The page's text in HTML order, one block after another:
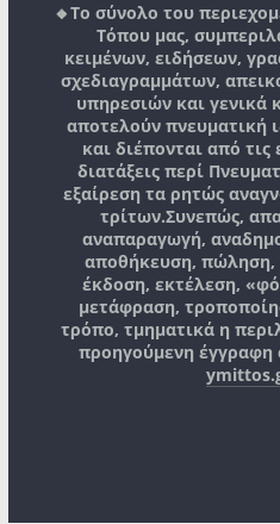
🔸Το σύνολο του
Τόπου μας,
κειμένων, ειδήσεων,
σχεδιαγραμμάτων,
υπηρεσιών και γενικά
αποτελούν πνευματική
και διέπονται από τις
διατάξεις περί
εξαίρεση τα ρητώς
τρίτων.Συνεπώς,
αναπαραγωγή,
αποθήκευση, πώληση,
έκδοση, εκτέλεση,
μετάφραση,
τρόπο, τμηματικά η
προηγούμενη έγγραφη